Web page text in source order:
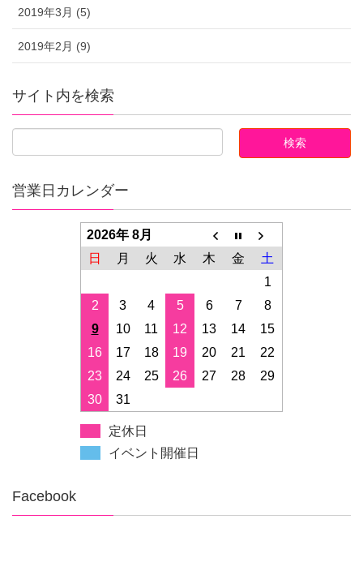
2019年3月 (5)
2019年2月 (9)
サイト内を検索
営業日カレンダー
2026年 8月
日
月 火 水 木 金
土
1
2
3 4 5 6 7
8
9
10 11 12 13 14
15
16
17 18 19 20 21
22
23
24 25 26 27 28
29
30
31
定休日
イベント開催日
Facebook